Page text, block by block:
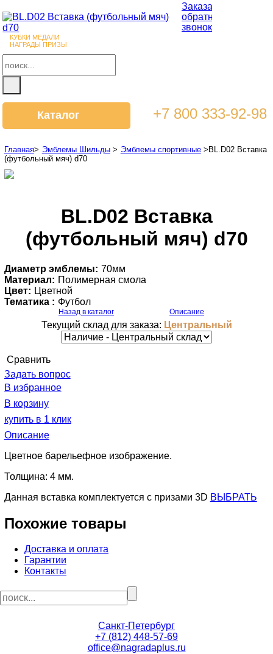
КУБКИ МЕДАЛИ
НАГРАДЫ ПРИЗЫ
Заказать
обратный
звонок
Каталог +7 800 333-92-98
Главная> Эмблемы Шильды> Эмблемы спортивные> BL.D02 Вставка
(футбольный мяч) d70
BL.D02 Вставка
(футбольный мяч) d70
Диаметр эмблемы: 70мм
Материал: Полимерная смола
Цвет: Цветной
Тематика : Футбол
Назад в каталог Описание
Текущий склад для заказа: Центральный
Cравнить
Задать вопрос
В избранное
В корзину
купить в 1 клик
Описание
Цветное барельефное изображение.
Толщина: 4 мм.
Данная вставка комплектуется c призами 3D ВЫБРАТЬ
Похожие товары
Доставка и оплата
Гарантии
Контакты
Санкт-Петербург
+7 (812) 448-57-69
office@nagradaplus.ru